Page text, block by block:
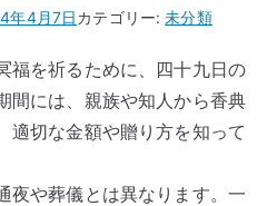
年4月7日カテゴリー:未分類
福を祈るために、四十九日の
間には、親族や知人から香典
適切な金額や贈り方を知って
夜や葬儀とは異なります。一